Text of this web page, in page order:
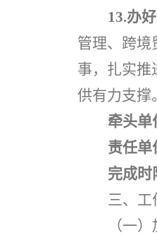
13.办好
管理、跨境
事，扎实推
供有力支撑
牵头单
责任单
完成时
三、工
（一